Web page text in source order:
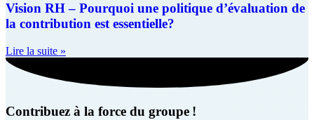
Vision RH – Pourquoi une politique d’évaluation de
la contribution est essentielle?
Lire la suite »
Contribuez à la force du groupe !